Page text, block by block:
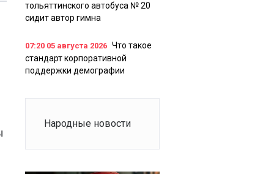
тольяттинского автобуса № 20
сидит автор гимна
07:20 05 августа 2026 Что такое
стандарт корпоративной
поддержки демографии
Народные новости